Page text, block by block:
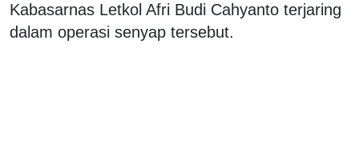
Kabasarnas Letkol Afri Budi Cahyanto terjaring
dalam operasi senyap tersebut.